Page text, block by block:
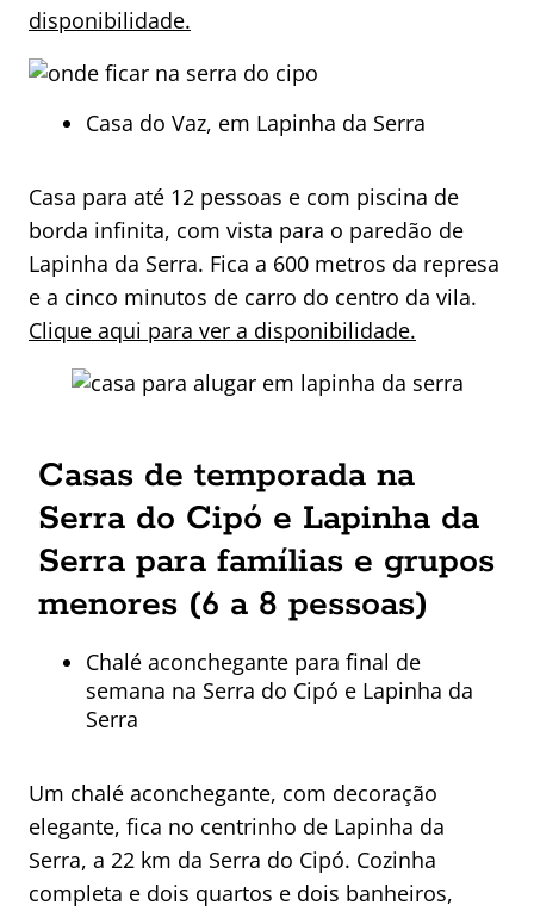
disponibilidade.
Casa do Vaz, em Lapinha da Serra
Casa para até 12 pessoas e com piscina de
borda infinita, com vista para o paredão de
Lapinha da Serra. Fica a 600 metros da represa
e a cinco minutos de carro do centro da vila.
Clique aqui para ver a disponibilidade.
Casas de temporada na
Serra do Cipó e Lapinha da
Serra para famílias e grupos
menores (6 a 8 pessoas)
Chalé aconchegante para final de
semana na Serra do Cipó e Lapinha da
Serra
Um chalé aconchegante, com decoração
elegante, fica no centrinho de Lapinha da
Serra, a 22 km da Serra do Cipó. Cozinha
completa e dois quartos e dois banheiros,